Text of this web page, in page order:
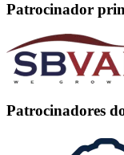
Patrocinador
Patrocinadores